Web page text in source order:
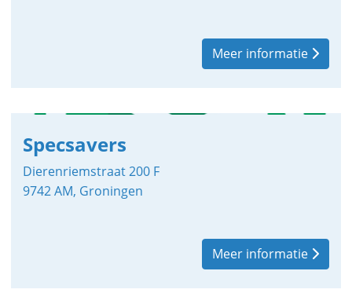
Meer informatie
Specsavers
Dierenriemstraat 200 F
9742 AM, Groningen
Meer informatie